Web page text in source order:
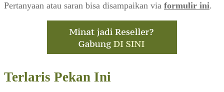
Pertanyaan atau saran bisa disampaikan via formulir ini.
Terlaris Pekan Ini